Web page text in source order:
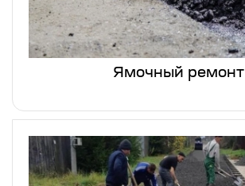
Ямочный ремонт